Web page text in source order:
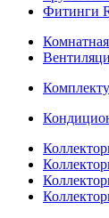
Фитинги